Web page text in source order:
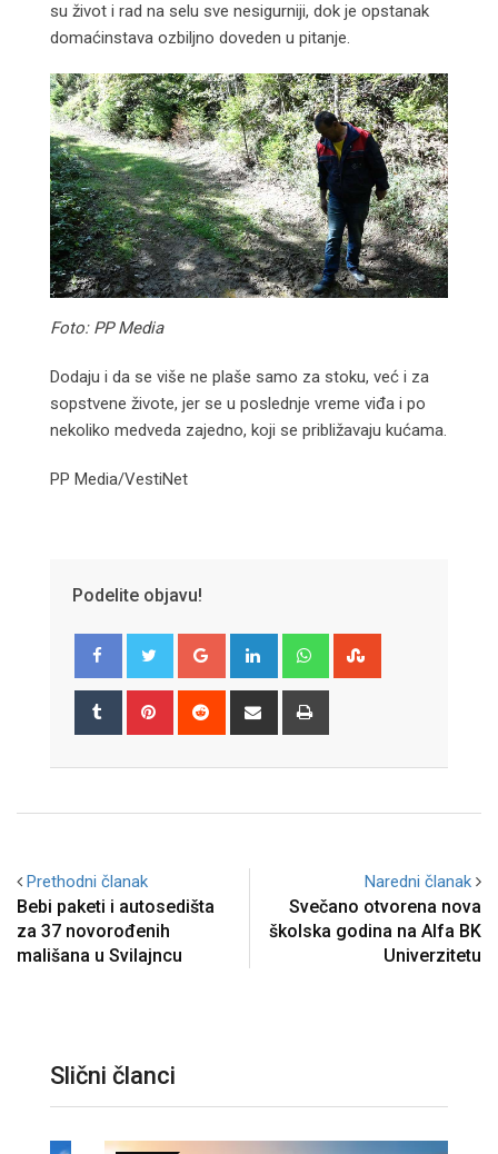
su život i rad na selu sve nesigurniji, dok je opstanak
domaćinstava ozbiljno doveden u pitanje.
Foto: PP Media
Dodaju i da se više ne plaše samo za stoku, već i za
sopstvene živote, jer se u poslednje vreme viđa i po
nekoliko medveda zajedno, koji se približavaju kućama.
PP Media/VestiNet
Podelite objavu!
Google+ LinkedIn Whatsapp
Tumblr Pinterest Reddit
Share
Prethodni članak
Bebi paketi i autosedišta
za 37 novorođenih
mališana u Svilajncu
Naredni članak
Svečano otvorena nova
školska godina na Alfa BK
Univerzitetu
Slični članci